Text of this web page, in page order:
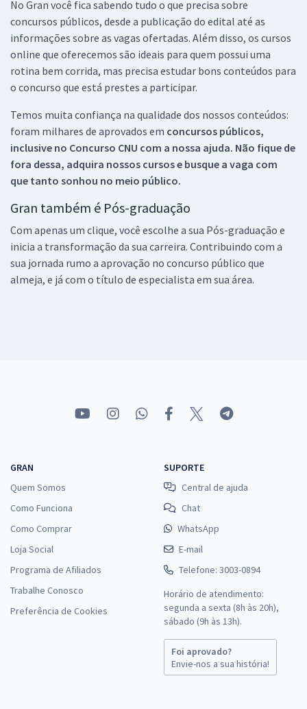
No Gran você fica sabendo tudo o que precisa sobre
concursos públicos, desde a publicação do edital até as
informações sobre as vagas ofertadas. Além disso, os cursos
online que oferecemos são ideais para quem possui uma
rotina bem corrida, mas precisa estudar bons conteúdos para
o concurso que está prestes a participar.
Temos muita confiança na qualidade dos nossos conteúdos:
foram milhares de aprovados em concursos públicos,
inclusive no Concurso CNU com a nossa ajuda. Não fique de
fora dessa, adquira nossos cursos e busque a vaga com
que tanto sonhou no meio público.
Gran também é Pós-graduação
Com apenas um clique, você escolhe a sua Pós-graduação e
inicia a transformação da sua carreira. Contribuindo com a
sua jornada rumo a aprovação no concurso público que
almeja, e já com o título de especialista em sua área.
GRAN
Quem Somos
Como Funciona
Como Comprar
Loja Social
Programa de Afiliados
Trabalhe Conosco
Preferência de Cookies
SUPORTE
Central de ajuda
Chat
WhatsApp
E-mail
Telefone: 3003-0894
Horário de atendimento:
segunda a sexta (8h às 20h),
sábado (9h às 13h).
Foi aprovado?
Envie-nos a sua história!